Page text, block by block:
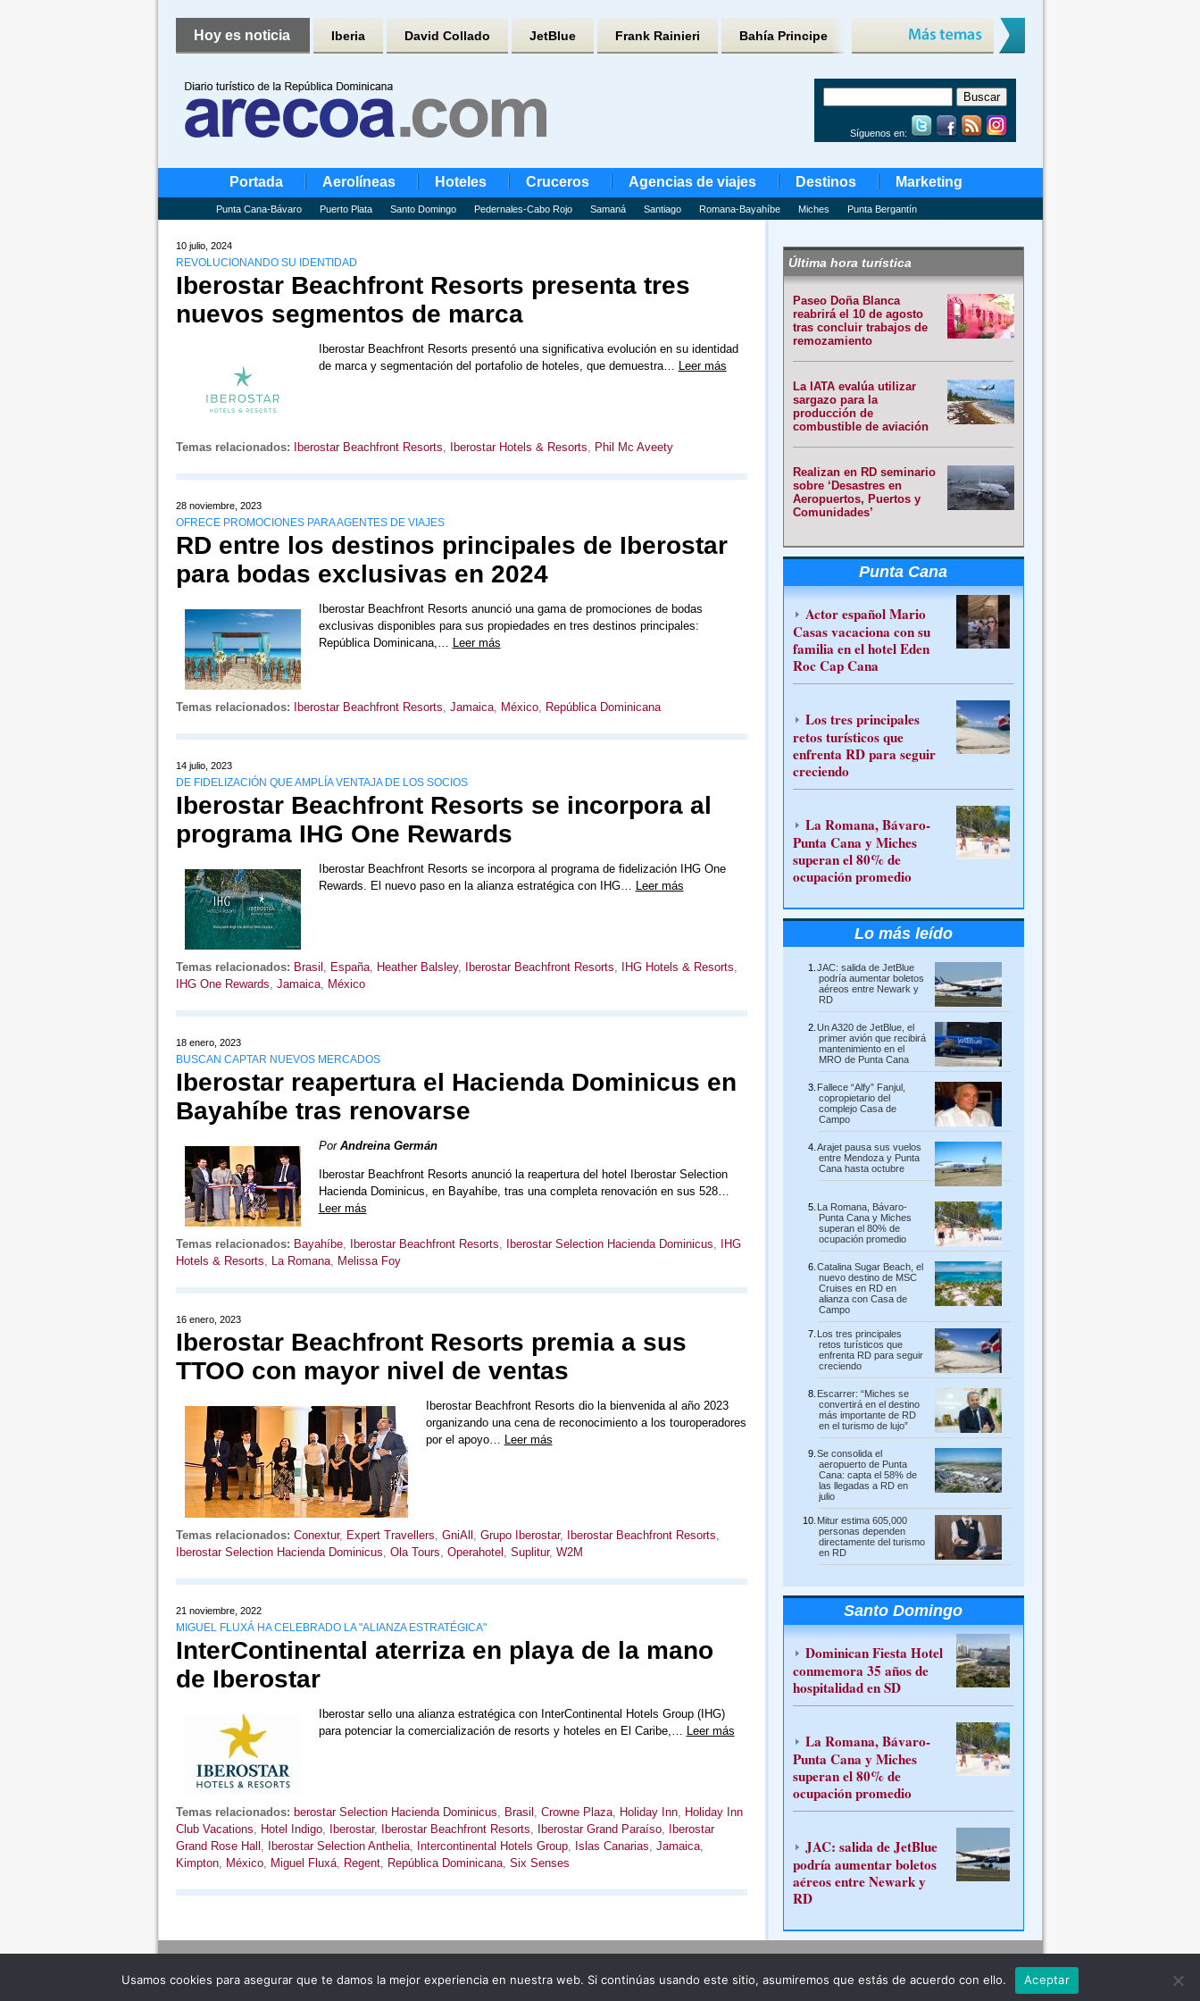
Hoy es noticia Iberia David Collado JetBlue Frank Rainieri Bahía Principe
Síguenos en:
Portada Aerolíneas Hoteles Cruceros Agencias de viajes Destinos Marketing
Punta Cana-Bávaro Puerto Plata Santo Domingo Pedernales-Cabo Rojo Samaná Santiago Romana-Bayahíbe Miches Punta Bergantín
10 julio, 2024
REVOLUCIONANDO SU IDENTIDAD
Iberostar Beachfront Resorts presenta tres
nuevos segmentos de marca
Iberostar Beachfront Resorts presentó una significativa evolución en su identidad
de marca y segmentación del portafolio de hoteles, que demuestra… Leer más
Temas relacionados: Iberostar Beachfront Resorts, Iberostar Hotels & Resorts, Phil Mc Aveety
28 noviembre, 2023
OFRECE PROMOCIONES PARA AGENTES DE VIAJES
RD entre los destinos principales de Iberostar
para bodas exclusivas en 2024
Iberostar Beachfront Resorts anunció una gama de promociones de bodas
exclusivas disponibles para sus propiedades en tres destinos principales:
República Dominicana,… Leer más
Temas relacionados: Iberostar Beachfront Resorts, Jamaica, México, República Dominicana
14 julio, 2023
DE FIDELIZACIÓN QUE AMPLÍA VENTAJA DE LOS SOCIOS
Iberostar Beachfront Resorts se incorpora al
programa IHG One Rewards
Iberostar Beachfront Resorts se incorpora al programa de fidelización IHG One
Rewards. El nuevo paso en la alianza estratégica con IHG… Leer más
Temas relacionados: Brasil , España, Heather Balsley, Iberostar Beachfront Resorts, IHG Hotels & Resorts,
IHG One Rewards, Jamaica, México
18 enero, 2023
BUSCAN CAPTAR NUEVOS MERCADOS
Iberostar reapertura el Hacienda Dominicus en
Bayahíbe tras renovarse
Por Andreina Germán
Iberostar Beachfront Resorts anunció la reapertura del hotel Iberostar Selection
Hacienda Dominicus, en Bayahíbe, tras una completa renovación en sus 528…
Leer más
Temas relacionados: Bayahíbe, Iberostar Beachfront Resorts, Iberostar Selection Hacienda Dominicus,
IHG
Hotels & Resorts, La Romana, Melissa Foy
16 enero, 2023
Iberostar Beachfront Resorts premia a sus
TTOO con mayor nivel de ventas
Iberostar Beachfront Resorts dio la bienvenida al año 2023
organizando una cena de reconocimiento a los touroperadores
por el apoyo… Leer más
Temas relacionados: Conextur, Expert Travellers, GniAll , Grupo Iberostar, Iberostar Beachfront Resorts,
Iberostar Selection Hacienda Dominicus, Ola Tours, Operahotel , Suplitur, W2M
21 noviembre, 2022
MIGUEL FLUXÁ HA CELEBRADO LA "ALIANZA ESTRATÉGICA"
InterContinental aterriza en playa de la mano
de Iberostar
Iberostar sello una alianza estratégica con InterContinental Hotels Group (IHG)
para potenciar la comercialización de resorts y hoteles en El Caribe,… Leer más
Temas relacionados: berostar Selection Hacienda Dominicus, Brasil , Crowne Plaza, Holiday Inn, Holiday Inn
Club Vacations, Hotel Indigo, Iberostar, Iberostar Beachfront Resorts, Iberostar Grand Paraíso,
Iberostar
Grand Rose Hall , Iberostar Selection Anthelia, Intercontinental Hotels Group, Islas Canarias, Jamaica,
Kimpton, México, Miguel Fluxá, Regent, República Dominicana, Six Senses
Última hora turística
Paseo Doña Blanca
reabrirá el 10 de agosto
tras concluir trabajos de
remozamiento
La IATA evalúa utilizar
sargazo para la
producción de
combustible de aviación
Realizan en RD seminario
sobre ‘Desastres en
Aeropuertos, Puertos y
Comunidades’
Punta Cana
Actor español Mario
Casas vacaciona con su
familia en el hotel Eden
Roc Cap Cana
Los tres principales
retos turísticos que
enfrenta RD para seguir
creciendo
La Romana, Bávaro-
Punta Cana y Miches
superan el 80% de
ocupación promedio
Lo más leído
JAC: salida de JetBlue
podría aumentar boletos
aéreos entre Newark y
RD
Un A320 de JetBlue, el
primer avión que recibirá
mantenimiento en el
MRO de Punta Cana
Fallece “Alfy” Fanjul,
copropietario del
complejo Casa de
Campo
Arajet pausa sus vuelos
entre Mendoza y Punta
Cana hasta octubre
La Romana, Bávaro-
Punta Cana y Miches
superan el 80% de
ocupación promedio
Catalina Sugar Beach, el
nuevo destino de MSC
Cruises en RD en
alianza con Casa de
Campo
Los tres principales
retos turísticos que
enfrenta RD para seguir
creciendo
Escarrer: “Miches se
convertirá en el destino
más importante de RD
en el turismo de lujo”
Se consolida el
aeropuerto de Punta
Cana: capta el 58% de
las llegadas a RD en
julio
Mitur estima 605,000
personas dependen
directamente del turismo
en RD
Santo Domingo
Dominican Fiesta Hotel
conmemora 35 años de
hospitalidad en SD
La Romana, Bávaro-
Punta Cana y Miches
superan el 80% de
ocupación promedio
JAC: salida de JetBlue
podría aumentar boletos
aéreos entre Newark y
RD
Usamos cookies para asegurar que te damos la mejor experiencia en nuestra web. Si continúas usando este sitio, asumiremos que estás de acuerdo con ello. Aceptar